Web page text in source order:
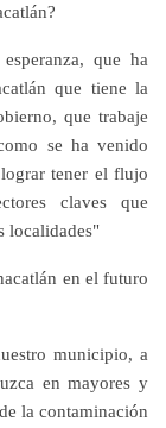
que ha
que tiene la
que trabaje
se ha venido
tener el flujo
claves que
localidades"
en el futuro
municipio, a
en mayores y
la contaminación